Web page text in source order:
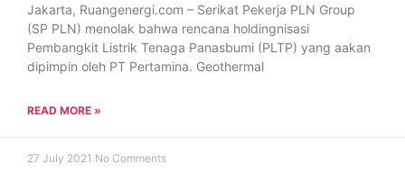
Jakarta, Ruangenergi.com – Serikat Pekerja PLN Group
(SP PLN) menolak bahwa rencana holdingnisasi
Pembangkit Listrik Tenaga Panasbumi (PLTP) yang aakan
dipimpin oleh PT Pertamina. Geothermal
READ MORE »
27 July 2021 No Comments